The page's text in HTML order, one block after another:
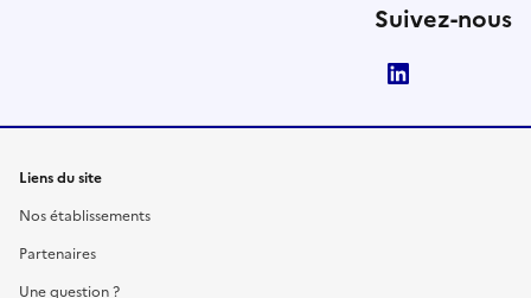
Suivez-nous
Liens du site
Nos établissements
Partenaires
Une question ?